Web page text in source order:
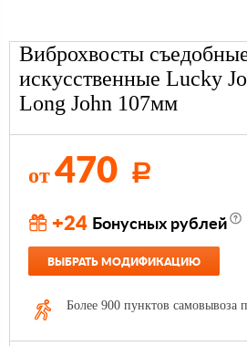
Виброхвосты
искусственные Lucky
Long John 107мм
от470 Р
+24 Бонусных рублей
ВЫБРАТЬ МОДИФИКАЦИЮ
Более 900 пунктов самовывоза